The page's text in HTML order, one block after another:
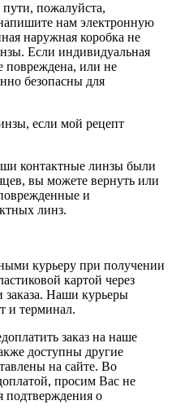
пожалуйста,
нам электронную
наружная коробка не
Если индивидуальная
повреждена, или не
безопасны для
если мой рецепт
контактные линзы были
вы можете вернуть или
и
линз.
курьеру при получении
картой через
заказа. Наши курьеры
и терминал.
заказ на наше
доступны другие
на сайте. Во
просим Вас не
подтверждения о